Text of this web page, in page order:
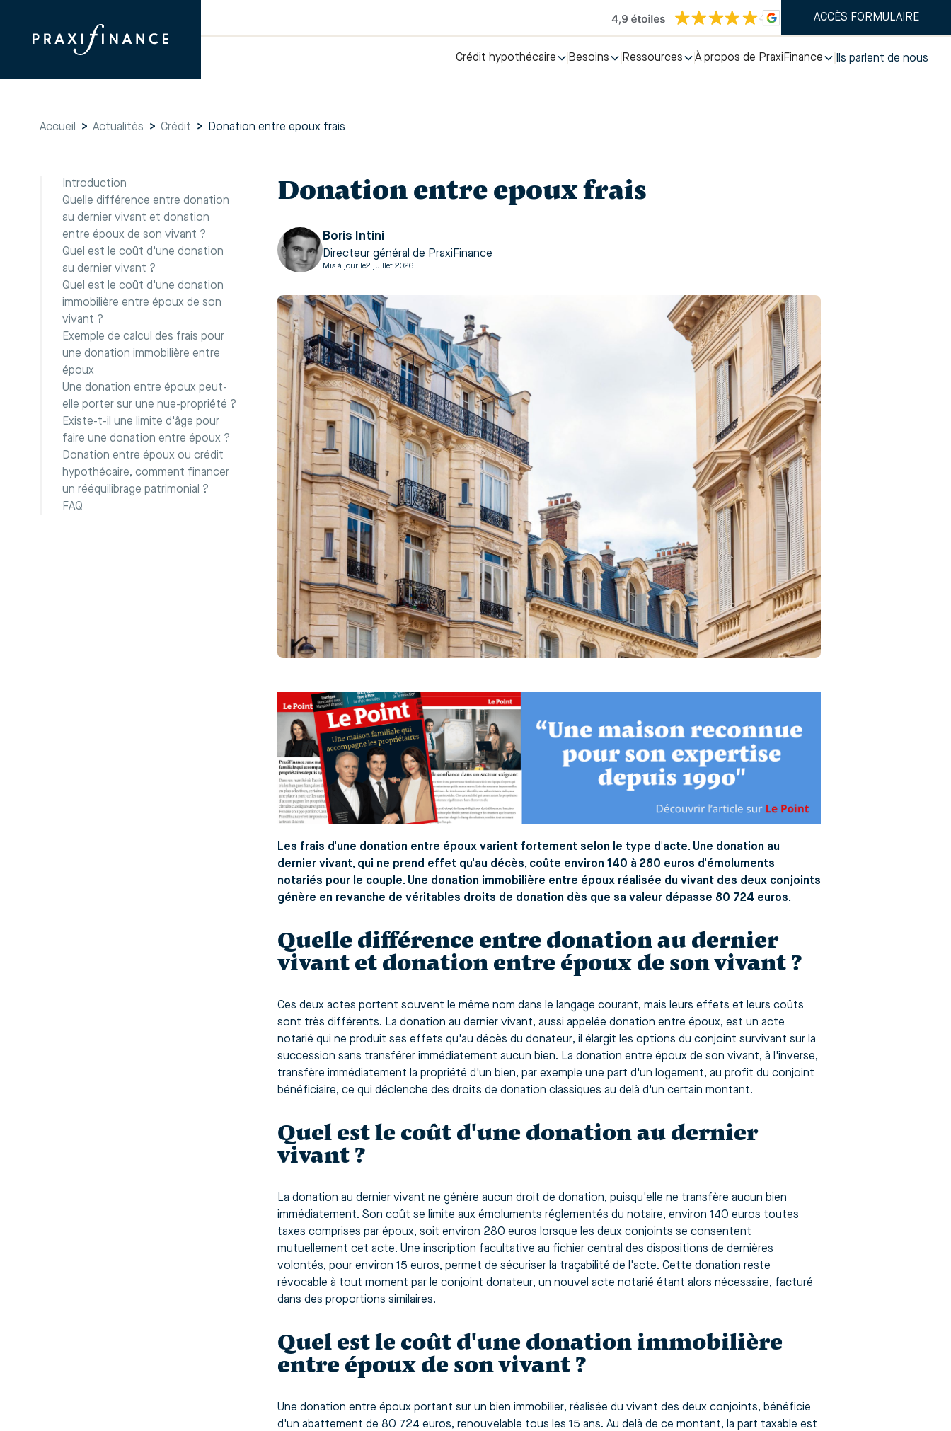
ACCÈS FORMULAIRE
Crédit hypothécaire Besoins Ressources À propos de PraxiFinance Ils parlent de nous
Accueil > Actualités > Crédit > Donation entre epoux frais
Introduction
Quelle différence entre donation
au dernier vivant et donation
entre époux de son vivant ?
Quel est le coût d'une donation
au dernier vivant ?
Quel est le coût d'une donation
immobilière entre époux de son
vivant ?
Exemple de calcul des frais pour
une donation immobilière entre
époux
Une donation entre époux peut-
elle porter sur une nue-propriété ?
Existe-t-il une limite d'âge pour
faire une donation entre époux ?
Donation entre époux ou crédit
hypothécaire, comment financer
un rééquilibrage patrimonial ?
FAQ
Donation entre epoux frais
Boris Intini
Directeur général de PraxiFinance
Mis à jour le2 juillet 2026
Les frais d'une donation entre époux varient fortement selon le type d'acte. Une donation au
dernier vivant, qui ne prend effet qu'au décès, coûte environ 140 à 280 euros d'émoluments
notariés pour le couple. Une donation immobilière entre époux réalisée du vivant des deux conjoints
génère en revanche de véritables droits de donation dès que sa valeur dépasse 80 724 euros.
Quelle différence entre donation au dernier
vivant et donation entre époux de son vivant ?
Ces deux actes portent souvent le même nom dans le langage courant, mais leurs effets et leurs coûts
sont très différents. La donation au dernier vivant, aussi appelée donation entre époux, est un acte
notarié qui ne produit ses effets qu'au décès du donateur, il élargit les options du conjoint survivant sur la
succession sans transférer immédiatement aucun bien. La donation entre époux de son vivant, à l'inverse,
transfère immédiatement la propriété d'un bien, par exemple une part d'un logement, au profit du conjoint
bénéficiaire, ce qui déclenche des droits de donation classiques au delà d'un certain montant.
Quel est le coût d'une donation au dernier
vivant ?
La donation au dernier vivant ne génère aucun droit de donation, puisqu'elle ne transfère aucun bien
immédiatement. Son coût se limite aux émoluments réglementés du notaire, environ 140 euros toutes
taxes comprises par époux, soit environ 280 euros lorsque les deux conjoints se consentent
mutuellement cet acte. Une inscription facultative au fichier central des dispositions de dernières
volontés, pour environ 15 euros, permet de sécuriser la traçabilité de l'acte. Cette donation reste
révocable à tout moment par le conjoint donateur, un nouvel acte notarié étant alors nécessaire, facturé
dans des proportions similaires.
Quel est le coût d'une donation immobilière
entre époux de son vivant ?
Une donation entre époux portant sur un bien immobilier, réalisée du vivant des deux conjoints, bénéficie
d'un abattement de 80 724 euros, renouvelable tous les 15 ans. Au delà de ce montant, la part taxable est